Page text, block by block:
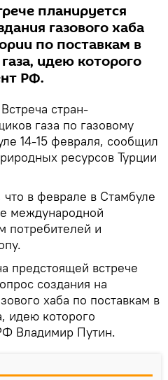
планируется
газового хаба
по поставкам в
идею которого
РФ.
Встреча стран-
газа по газовому
14-15 февраля, сообщил
ресурсов Турции
в феврале в Стамбуле
международной
потребителей и
предстоящей встрече
создания на
хаба по поставкам в
идею которого
Владимир Путин.